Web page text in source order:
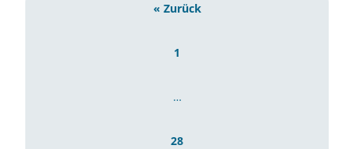
« Zurück
1
…
28